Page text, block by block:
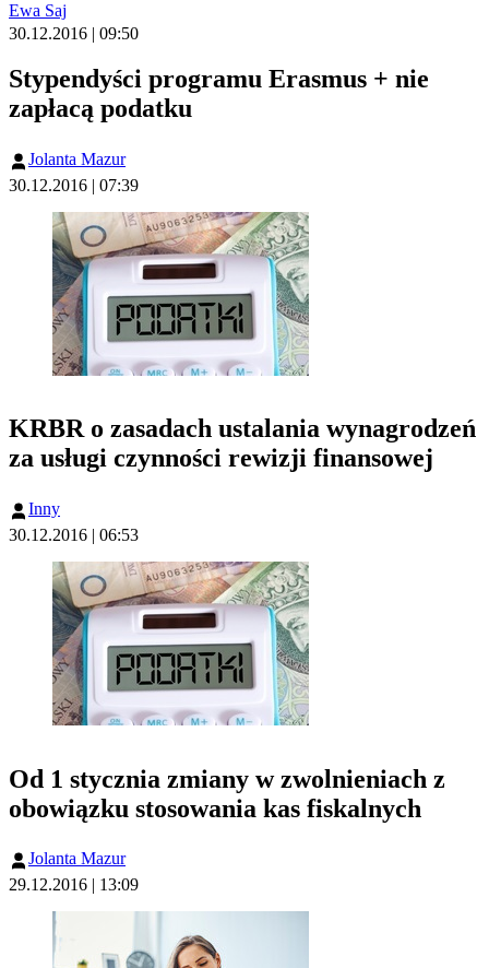
Ewa Saj
30.12.2016 | 09:50
Stypendyści programu Erasmus + nie
zapłacą podatku
Jolanta Mazur
30.12.2016 | 07:39
KRBR o zasadach ustalania wynagrodzeń
za usługi czynności rewizji finansowej
Inny
30.12.2016 | 06:53
Od 1 stycznia zmiany w zwolnieniach z
obowiązku stosowania kas fiskalnych
Jolanta Mazur
29.12.2016 | 13:09